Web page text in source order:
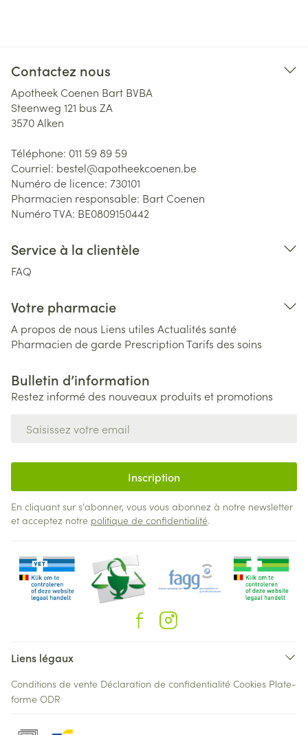
Contactez nous
Apotheek Coenen Bart BVBA
Steenweg 121 bus ZA
3570Alken
Téléphone: 011 59 89 59
Courriel: bestel@apotheekcoenen.be
Numéro de licence: 730101
Pharmacien responsable: Bart Coenen
Numéro TVA: BE0809150442
Service à la clientèle
FAQ
Votre pharmacie
A propos de nous Liens utiles Actualités santé
Pharmacien de garde PrescriptionTarifs des soins
Bulletin d’information
Restez informé des nouveaux produits et promotions
Inscription
En cliquant sur s'abonner, vous vous abonnez à notre newsletter
et acceptez notre politique de confidentialité.
Liens légaux
Conditions de vente Déclaration de confidentialité Cookies Plate-
forme ODR